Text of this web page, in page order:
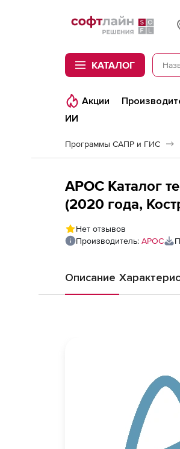
Softline
КАТАЛОГ
Акции
ИИ
Программы САПР и ГИС
АРОС Каталог
(2020 года,
1 месяц), 1-е
Нет отзывов
Производитель: АРОС
Описание